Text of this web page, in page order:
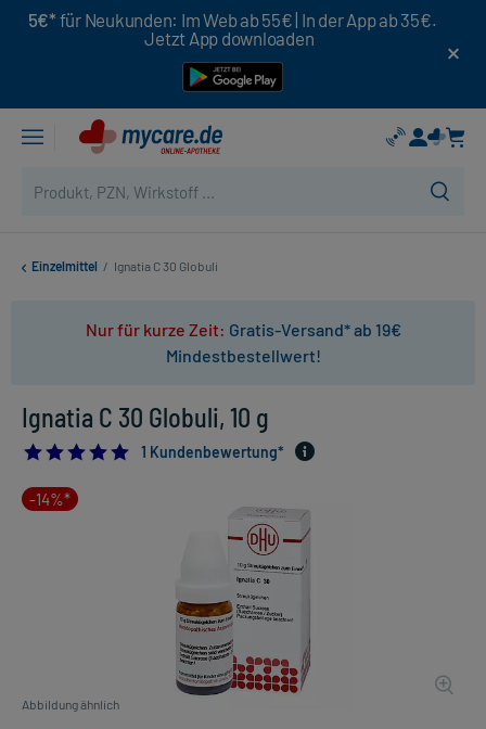
5€* für Neukunden: Im Web ab 55€ | In der App ab 35€.
Jetzt App downloaden
Einzelmittel / Ignatia C 30 Globuli
Nur für kurze Zeit: Gratis-Versand* ab 19€
Mindestbestellwert!
Ignatia C 30 Globuli, 10 g
5.01 Kundenbewertung*
-14%*
Abbildung ähnlich